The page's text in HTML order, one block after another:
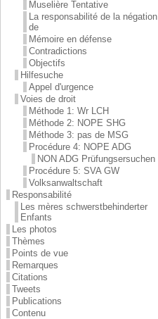
Muselière Tentative
La responsabilité de la négation
de
Mémoire en défense
Contradictions
Objectifs
Hilfesuche
Appel d'urgence
Voies de droit
Méthode 1: Wr LCH
Méthode 2: NOPE SHG
Méthode 3: pas de MSG
Procédure 4: NOPE ADG
NON ADG Prüfungsersuchen
Procédure 5: SVA GW
Volksanwaltschaft
Responsabilité
Les mères schwerstbehinderter
Enfants
Les photos
Thèmes
Points de vue
Remarques
Citations
Tweets
Publications
Contenu